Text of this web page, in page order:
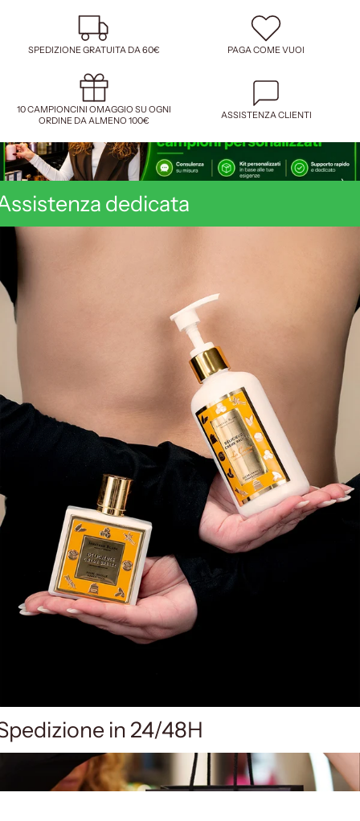
SPEDIZIONE GRATUITA DA 60€ PAGA COME VUOI
10 CAMPIONCINI OMAGGIO SU OGNI
ORDINE DA ALMENO 100€
ASSISTENZA CLIENTI
dedicata
in 24/48H